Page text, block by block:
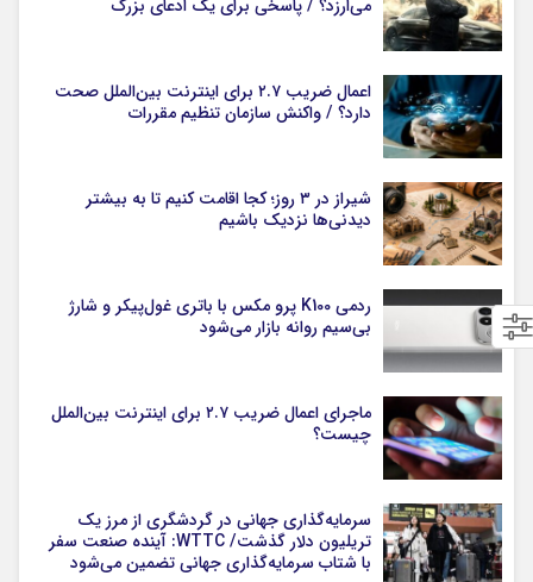
می‌ارزد؟ / پاسخی برای یک ادعای بزرگ
اعمال ضریب ۲.۷ برای اینترنت بین‌الملل صحت
دارد؟ / واکنش سازمان تنظیم مقررات
شیراز در ۳ روز؛ کجا اقامت کنیم تا به بیشتر
دیدنی‌ها نزدیک باشیم
ردمی K100 پرو مکس با باتری غول‌پیکر و شارژ
بی‌سیم روانه بازار می‌شود
ماجرای اعمال ضریب ۲.۷ برای اینترنت بین‌الملل
چیست؟
سرمایه‌گذاری جهانی در گردشگری از مرز یک
تریلیون دلار گذشت/ WTTC: آینده صنعت سفر
با شتاب سرمایه‌گذاری جهانی تضمین می‌شود